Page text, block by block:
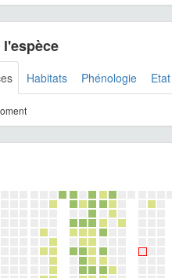
Habitats Phénologie